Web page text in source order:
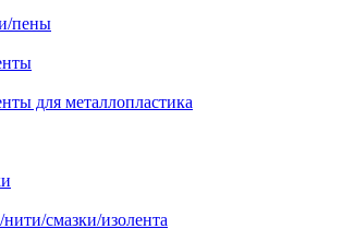
пены
для металлопластика
смазки/изолента